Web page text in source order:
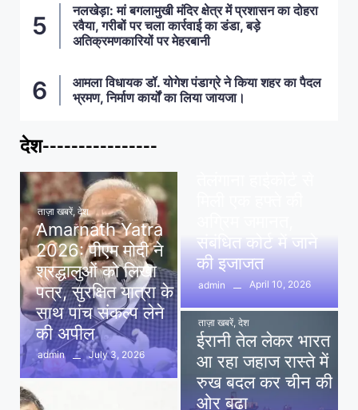
नलखेड़ा: मां बगलामुखी मंदिर क्षेत्र में प्रशासन का दोहरा
रवैया, गरीबों पर चला कार्रवाई का डंडा, बड़े
अतिक्रमणकारियों पर मेहरबानी
आमला विधायक डॉ. योगेश पंडाग्रे ने किया शहर का पैदल
भ्रमण, निर्माण कार्यों का लिया जायजा।
देश----------------
ताज़ा खबरें, देश
Amarnath Yatra
2026: पीएम मोदी ने
श्रद्धालुओं को लिखा
पत्र, सुरक्षित यात्रा के
साथ पांच संकल्प लेने
की अपील
admin July 3, 2026
संबंधित कोर्ट में जाने
की इजाजत
admin April 10, 2026
ताज़ा खबरें, देश
ईरानी तेल लेकर भारत
आ रहा जहाज रास्ते में
रुख बदल कर चीन की
ओर बढ़ा